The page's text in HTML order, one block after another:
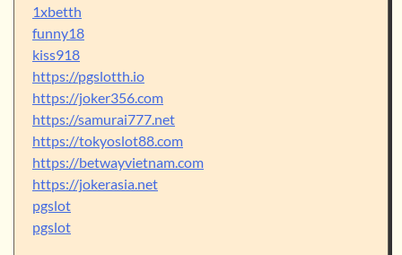
1xbetth
funny18
kiss918
https://pgslotth.io
https://joker356.com
https://samurai777.net
https://tokyoslot88.com
https://betwayvietnam.com
https://jokerasia.net
pgslot
pgslot